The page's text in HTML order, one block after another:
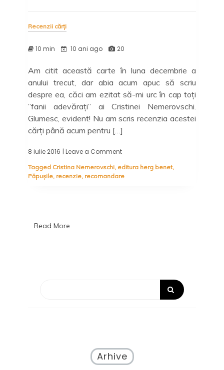
Recenzii cărți
10 min 10 ani ago 20
Am citit această carte în luna decembrie a
anului trecut, dar abia acum apuc să scriu
despre ea, căci am ezitat să-mi urc în cap toți
”fanii adevărați” ai Cristinei Nemerovschi.
Glumesc, evident! Nu am scris recenzia acestei
cărți până acum pentru […]
8 iulie 2016 | Leave a Comment
Păpușile,
Cristina
Tagged Cristina Nemerovschi, editura herg benet,
Păpușile, recenzie, recomandare
Read More
Arhive